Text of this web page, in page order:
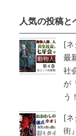
人気の投稿と
[
最
社
が
う！
[ネ
街